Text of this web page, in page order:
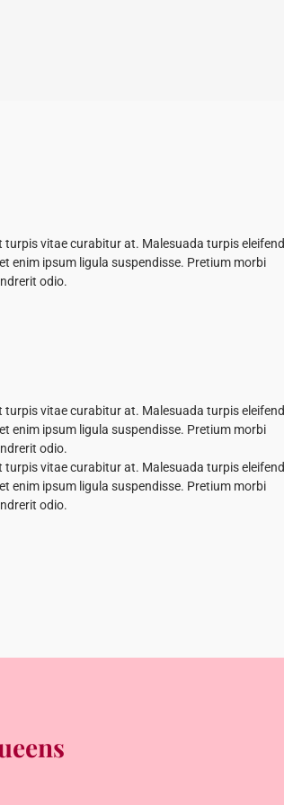
vitae curabitur at. Malesuada turpis eleifend
enim ipsum ligula suspendisse. Pretium morbi
odio.
vitae curabitur at. Malesuada turpis eleifend
enim ipsum ligula suspendisse. Pretium morbi
odio.
vitae curabitur at. Malesuada turpis eleifend
enim ipsum ligula suspendisse. Pretium morbi
odio.